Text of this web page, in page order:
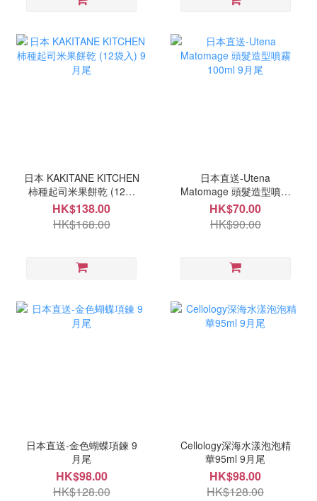
日本 KAKITANE KITCHEN
柿種起司米果餅乾 (12袋
入) 9月尾
HK$138.00
HK$168.00
日本直送-Utena
Matomage 頭髮造型噴霧
100ml 9月尾
HK$70.00
HK$90.00
日本直送-金色蝴蝶項鍊 9
月尾
HK$98.00
HK$128.00
Cellology深海水漾泡泡精
華95ml 9月尾
HK$98.00
HK$128.00